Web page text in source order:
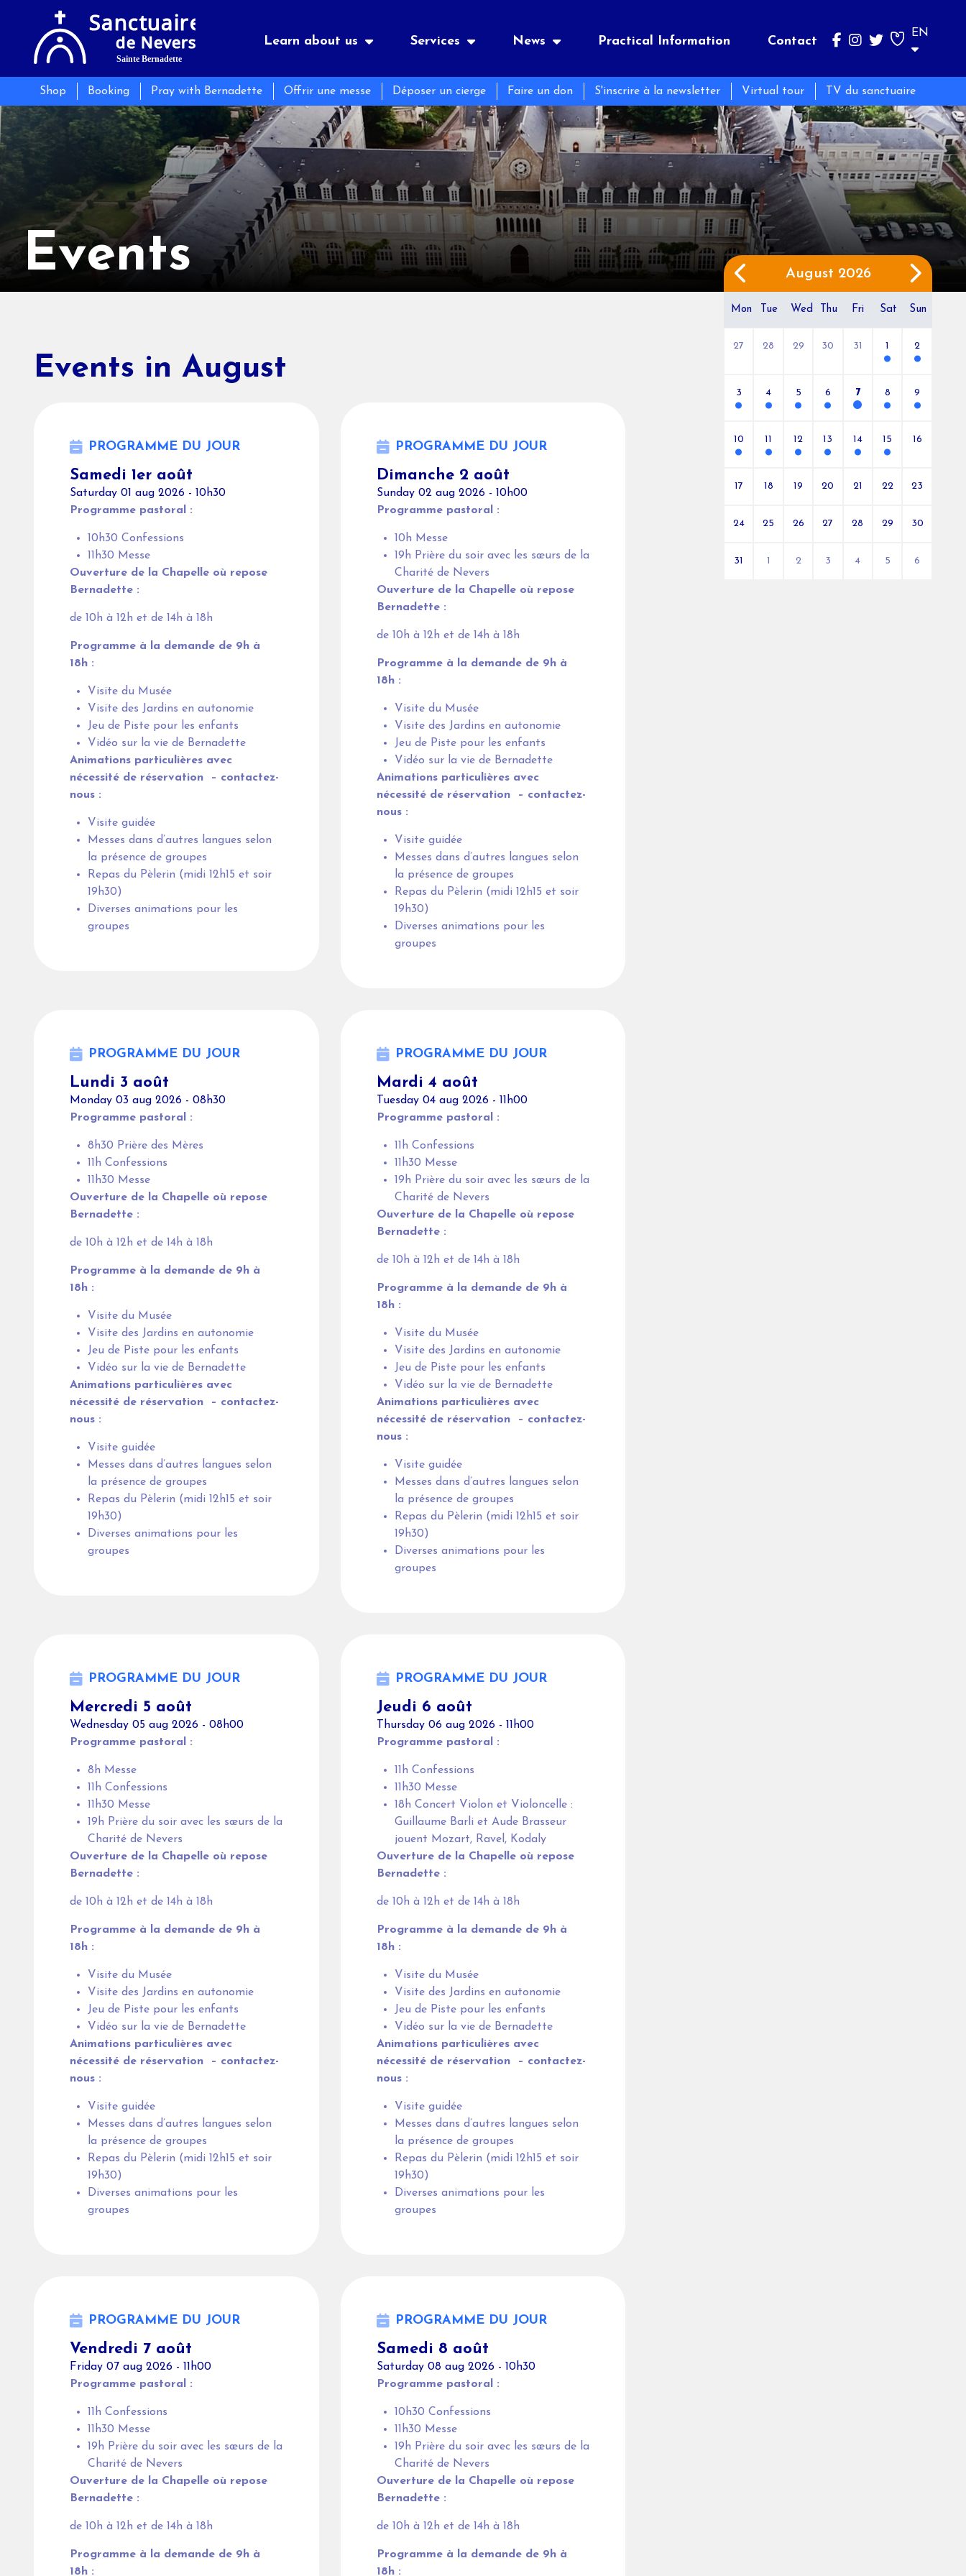
Learn about us
Our history
Practical Information Her sayings
Her story
Her body
Pray with Bernadette
Voluntary Work
Services
Accomodation
Catering facilities Retreat Pilgrimage in the footsteps of Bernadette
Group
Individual pilgrimages
Young public pilgrimages
News
Newsletter
News Horaires des messes
Temps de prière
Practical Information Contact
EN
Shop Booking Pray with Bernadette Offrir une messe Déposer un cierge Faire un don S'inscrire à la newsletter Virtual tour TV du sanctuaire
Events
Events in August
PROGRAMME DU JOUR
Samedi 1er août
Saturday 01 aug 2026 - 10h30
Programme pastoral :
10h30 Confessions
11h30 Messe
Ouverture de la Chapelle où repose
Bernadette :
de 10h à 12h et de 14h à 18h
Programme à la demande de 9h à
18h :
Visite du Musée
Visite des Jardins en autonomie
Jeu de Piste pour les enfants
Vidéo sur la vie de Bernadette
Animations particulières avec
nécessité de réservation – contactez-
nous :
Visite guidée
Messes dans d’autres langues selon
la présence de groupes
Repas du Pèlerin (midi 12h15 et soir
19h30)
Diverses animations pour les
groupes
PROGRAMME DU JOUR
Dimanche 2 août
Sunday 02 aug 2026 - 10h00
Programme pastoral :
10h Messe
19h Prière du soir avec les sœurs de la
Charité de Nevers
Ouverture de la Chapelle où repose
Bernadette :
de 10h à 12h et de 14h à 18h
Programme à la demande de 9h à
18h :
Visite du Musée
Visite des Jardins en autonomie
Jeu de Piste pour les enfants
Vidéo sur la vie de Bernadette
Animations particulières avec
nécessité de réservation – contactez-
nous :
Visite guidée
Messes dans d’autres langues selon
la présence de groupes
Repas du Pèlerin (midi 12h15 et soir
19h30)
Diverses animations pour les
groupes
PROGRAMME DU JOUR
Lundi 3 août
Monday 03 aug 2026 - 08h30
Programme pastoral :
8h30 Prière des Mères
11h Confessions
11h30 Messe
Ouverture de la Chapelle où repose
Bernadette :
de 10h à 12h et de 14h à 18h
Programme à la demande de 9h à
18h :
Visite du Musée
Visite des Jardins en autonomie
Jeu de Piste pour les enfants
Vidéo sur la vie de Bernadette
Animations particulières avec
nécessité de réservation – contactez-
nous :
Visite guidée
Messes dans d’autres langues selon
la présence de groupes
Repas du Pèlerin (midi 12h15 et soir
19h30)
Diverses animations pour les
groupes
PROGRAMME DU JOUR
Mardi 4 août
Tuesday 04 aug 2026 - 11h00
Programme pastoral :
11h Confessions
11h30 Messe
19h Prière du soir avec les sœurs de la
Charité de Nevers
Ouverture de la Chapelle où repose
Bernadette :
de 10h à 12h et de 14h à 18h
Programme à la demande de 9h à
18h :
Visite du Musée
Visite des Jardins en autonomie
Jeu de Piste pour les enfants
Vidéo sur la vie de Bernadette
Animations particulières avec
nécessité de réservation – contactez-
nous :
Visite guidée
Messes dans d’autres langues selon
la présence de groupes
Repas du Pèlerin (midi 12h15 et soir
19h30)
Diverses animations pour les
groupes
PROGRAMME DU JOUR
Mercredi 5 août
Wednesday 05 aug 2026 - 08h00
Programme pastoral :
8h Messe
11h Confessions
11h30 Messe
19h Prière du soir avec les sœurs de la
Charité de Nevers
Ouverture de la Chapelle où repose
Bernadette :
de 10h à 12h et de 14h à 18h
Programme à la demande de 9h à
18h :
Visite du Musée
Visite des Jardins en autonomie
Jeu de Piste pour les enfants
Vidéo sur la vie de Bernadette
Animations particulières avec
nécessité de réservation – contactez-
nous :
Visite guidée
Messes dans d’autres langues selon
la présence de groupes
Repas du Pèlerin (midi 12h15 et soir
19h30)
Diverses animations pour les
groupes
PROGRAMME DU JOUR
Jeudi 6 août
Thursday 06 aug 2026 - 11h00
Programme pastoral :
11h Confessions
11h30 Messe
18h Concert Violon et Violoncelle :
Guillaume Barli et Aude Brasseur
jouent Mozart, Ravel, Kodaly
Ouverture de la Chapelle où repose
Bernadette :
de 10h à 12h et de 14h à 18h
Programme à la demande de 9h à
18h :
Visite du Musée
Visite des Jardins en autonomie
Jeu de Piste pour les enfants
Vidéo sur la vie de Bernadette
Animations particulières avec
nécessité de réservation – contactez-
nous :
Visite guidée
Messes dans d’autres langues selon
la présence de groupes
Repas du Pèlerin (midi 12h15 et soir
19h30)
Diverses animations pour les
groupes
PROGRAMME DU JOUR
Vendredi 7 août
Friday 07 aug 2026 - 11h00
Programme pastoral :
11h Confessions
11h30 Messe
19h Prière du soir avec les sœurs de la
Charité de Nevers
Ouverture de la Chapelle où repose
Bernadette :
de 10h à 12h et de 14h à 18h
Programme à la demande de 9h à
18h :
PROGRAMME DU JOUR
Samedi 8 août
Saturday 08 aug 2026 - 10h30
Programme pastoral :
10h30 Confessions
11h30 Messe
19h Prière du soir avec les sœurs de la
Charité de Nevers
Ouverture de la Chapelle où repose
Bernadette :
de 10h à 12h et de 14h à 18h
Programme à la demande de 9h à
18h :
August 2026
Mon Tue Wed Thu Fri Sat Sun
27 28 29 30 31 1 2
3 4 5 6 7 8 9
10 11 12 13 14 15 16
17 18 19 20 21 22 23
24 25 26 27 28 29 30
31 1 2 3 4 5 6